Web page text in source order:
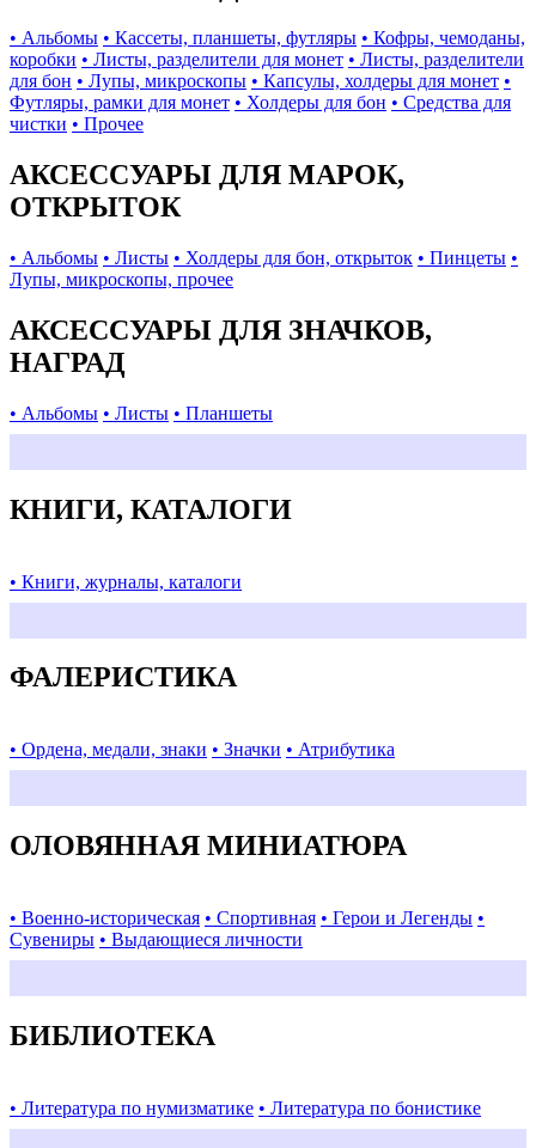
• Альбомы • Кассеты, планшеты, футляры • Кофры, чемоданы,
коробки • Листы, разделители для монет • Листы, разделители
для бон • Лупы, микроскопы • Капсулы, холдеры для монет •
Футляры, рамки для монет • Холдеры для бон • Средства для
чистки • Прочее
АКСЕССУАРЫ ДЛЯ МАРОК,
ОТКРЫТОК
• Альбомы • Листы • Холдеры для бон, открыток • Пинцеты •
Лупы, микроскопы, прочее
АКСЕССУАРЫ ДЛЯ ЗНАЧКОВ,
НАГРАД
• Альбомы • Листы • Планшеты
КНИГИ, КАТАЛОГИ
• Книги, журналы, каталоги
ФАЛЕРИСТИКА
• Ордена, медали, знаки • Значки • Атрибутика
ОЛОВЯННАЯ МИНИАТЮРА
• Военно-историческая • Спортивная • Герои и Легенды •
Сувениры • Выдающиеся личности
БИБЛИОТЕКА
• Литература по нумизматике • Литература по бонистике